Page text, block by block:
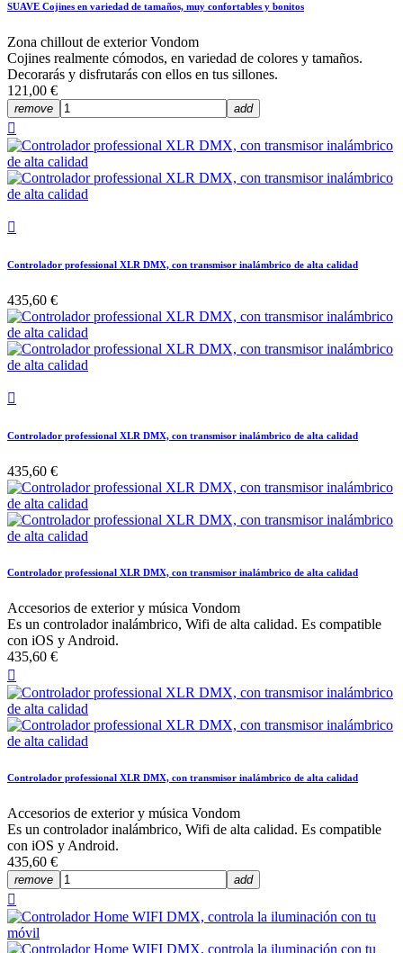
SUAVE Cojines en variedad de tamaños, muy confortables y bonitos
Zona chillout de exterior Vondom
Cojines realmente cómodos, en variedad de colores y tamaños.
Decorarás y disfrutarás con ellos en tus sillones.
121,00 €
remove add


Controlador professional XLR DMX, con transmisor inalámbrico de alta calidad
435,60 €

Controlador professional XLR DMX, con transmisor inalámbrico de alta calidad
435,60 €
Controlador professional XLR DMX, con transmisor inalámbrico de alta calidad
Accesorios de exterior y música Vondom
Es un controlador inalámbrico, Wifi de alta calidad. Es compatible
con iOS y Android.
435,60 €

Controlador professional XLR DMX, con transmisor inalámbrico de alta calidad
Accesorios de exterior y música Vondom
Es un controlador inalámbrico, Wifi de alta calidad. Es compatible
con iOS y Android.
435,60 €
remove add
